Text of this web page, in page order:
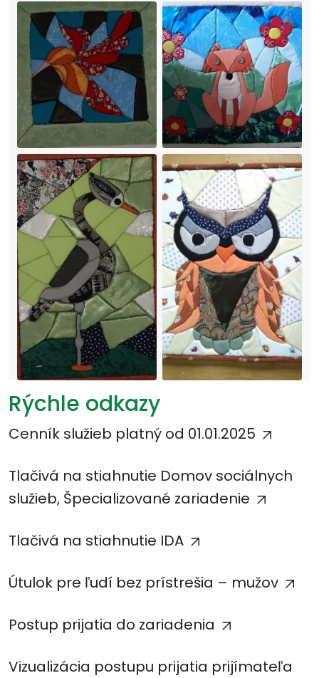
Rýchle odkazy
Cenník služieb platný od 01.01.2025
Tlačivá na stiahnutie Domov sociálnych
služieb, Špecializované zariadenie
Tlačivá na stiahnutie IDA
Útulok pre ľudí bez prístrešia – mužov
Postup prijatia do zariadenia
Vizualizácia postupu prijatia prijímateľa